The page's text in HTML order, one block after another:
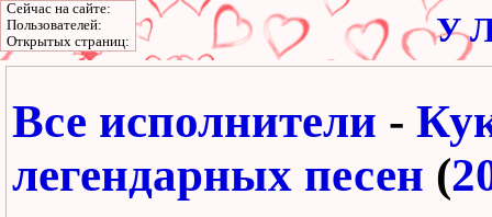
У
Все исполнители -
легендарных песен (
Сейчас на сайте:
Пользователей:
Открытых страниц: